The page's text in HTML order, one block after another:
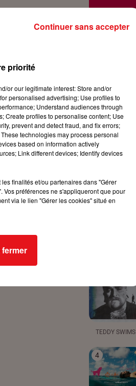
Balance
TEDDY SWIMS
4
priorité
or our legitimate interest: Store and/or
personalised advertising; Use profiles to
Understand audiences through
Create profiles to personalise content; Use
prevent and detect fraud, and fix errors;
technologies may process personal
based on information actively
Link different devices; Identify devices
finalités et/ou partenaires dans "Gérer
Vos préférences ne s'appliqueront que pour
via le lien "Gérer les cookies" situé en
Continuer sans accepter